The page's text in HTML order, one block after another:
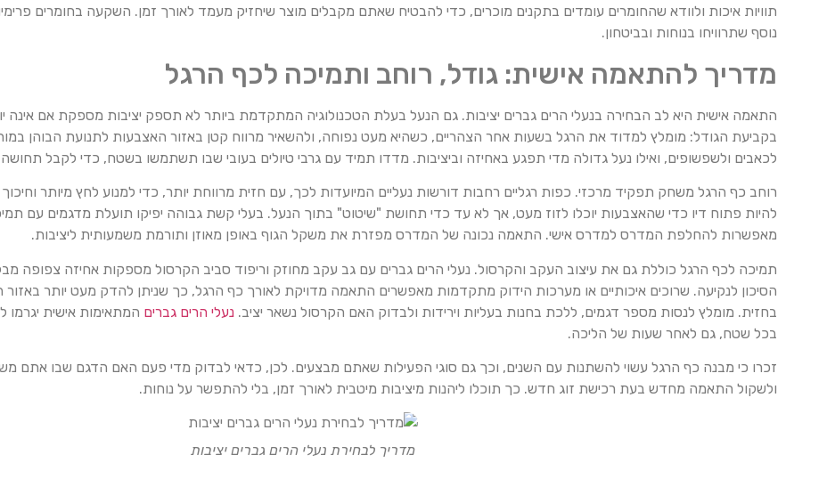
תוויות איכות ולוודא שהחומרים עומדים בתקנים מוכרים, כדי להבטיח שאתם מקבלים מוצר שיחזיק מעמד לאורך זמן. השקעה בחומרים
נוסף שתרוויחו בנוחות ובביטחון.
מדריך להתאמה אישית: גודל, רוחב ותמיכה לכף הרגל
התאמה אישית היא לב הבחירה בנעלי הרים גברים יציבות. גם הנעל בעלת הטכנולוגיה המתקדמת ביותר לא תספק יציבות מספקת אם אינה
בקביעת הגודל: מומלץ למדוד את הרגל בשעות אחר הצהריים, כשהיא מעט נפוחה, ולהשאיר מרווח קטן באזור האצבעות לתנועת הבוהן
לכאבים ולשפשופים, ואילו נעל גדולה מדי תפגע באחיזה וביציבות. מדדו תמיד עם גרבי טיולים בעובי שבו תשתמשו בשטח, כדי לקבל
רוחב כף הרגל משחק תפקיד מרכזי. כפות רגליים רחבות דורשות נעליים המיועדות לכך, עם חזית מרווחת יותר, כדי למנוע לחץ מיותר
להיות פתוח דיו כדי שהאצבעות יוכלו לזוז מעט, אך לא עד כדי תחושת "שיטוט" בתוך הנעל. בעלי קשת גבוהה יפיקו תועלת מדגמים עם
מאפשרות להחלפת המדרס למדרס אישי. התאמה נכונה של המדרס מפזרת את משקל הגוף באופן מאוזן ותורמת משמעותית ליציבות.
תמיכה לכף הרגל כוללת גם את עיצוב העקב והקרסול. נעלי הרים גברים עם גב עקב מחוזק וריפוד סביב הקרסול מספקות אחיזה צפופה
הסיכון לנקיעה. שרוכים איכותיים או מערכות הידוק מתקדמות מאפשרים התאמה מדויקת לאורך כף הרגל, כך שניתן להדק מעט יותר באזור
בחזית. מומלץ לנסות מספר דגמים, ללכת בחנות בעליות וירידות ולבדוק האם הקרסול נשאר יציב. נעלי הרים גברים המתאימות אישית יגרמו
בכל שטח, גם לאחר שעות של הליכה.
זכרו כי מבנה כף הרגל עשוי להשתנות עם השנים, וכך גם סוגי הפעילות שאתם מבצעים. לכן, כדאי לבדוק מדי פעם האם הדגם שבו אתם
ולשקול התאמה מחדש בעת רכישת זוג חדש. כך תוכלו ליהנות מיציבות מיטבית לאורך זמן, בלי להתפשר על נוחות.
מדריך לבחירת נעלי הרים גברים יציבות